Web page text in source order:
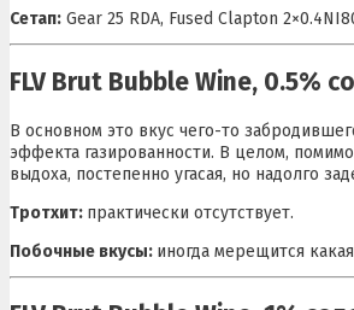
Сетап: Gear 25 RDA, Fused Clapton
FLV Brut Bubble Wine, 0.5%
В основном это вкус чего-то
эффекта газированности. В целом,
выдоха, постепенно угасая, но надолго
Тротхит: практически отсутствует.
Побочные вкусы: иногда мерещится